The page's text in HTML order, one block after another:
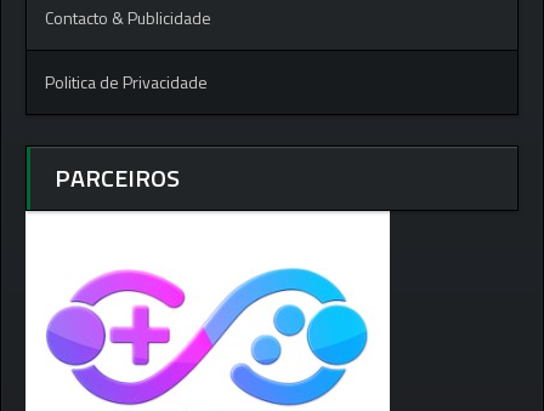
Contacto & Publicidade
Politica de Privacidade
PARCEIROS